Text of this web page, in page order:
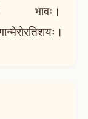
भावः।